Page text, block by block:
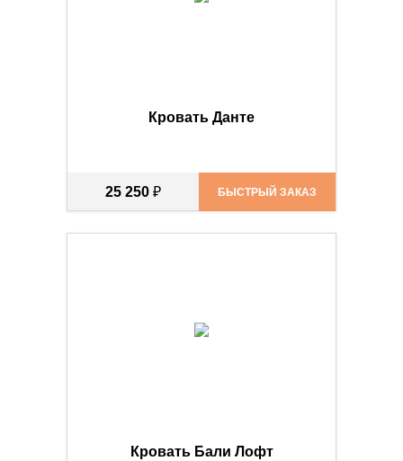
Кровать Данте
25 250 ₽ БЫСТРЫЙ ЗАКАЗ
Кровать Бали Лофт